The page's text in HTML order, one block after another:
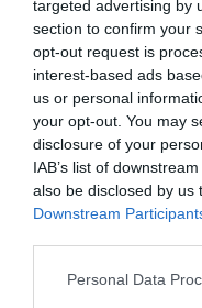
targeted advertising by
section to confirm your
opt-out request is
interest-based ads
us or personal
your opt-out. You may
disclosure of your
IAB’s list of
also be disclosed by us
Downstream
Please note that this
Personal Data
Νέα τραγωδία σε
Εύβοιας: Πέθανε
09.08.2026 | 15:40
Market Pass: Νέος
φθινόπωρο του 2026
αναμένονται οι
09.08.2026 | 15:20
ευρώ – Ποιοι
ΠΕΡΙΣΣΟΤΕΡΑ ΑΠΟ
Αυτές είναι οι